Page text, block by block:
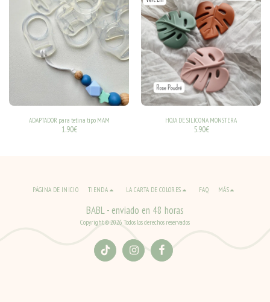
ADAPTADOR para tetina tipo MAM
1.90€
HOJA DE SILICONA MONSTERA
5.90€
BABL - enviado en 48 horas
Copyright © 2026 Todos los derechos reservados
PÁGINA DE INICIO TIENDA LA CARTA DE COLORES FAQ MÁS